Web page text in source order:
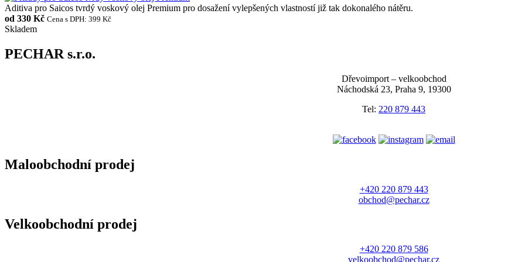
Aditiva pro Saicos tvrdý voskový olej Premium pro dosažení vylepšených vlastností již tak dokonalého nátěru.
od 330 Kč Cena s DPH: 399 Kč
Skladem
PECHAR s.r.o.
Dřevoimport – velkoobchod
Náchodská 23, Praha 9, 19300
Tel: 220 879 443
Maloobchodní prodej
+420 220 879 443
obchod@pechar.cz
Velkoobchodní prodej
+420 220 879 586
velkoobchod@pechar.cz